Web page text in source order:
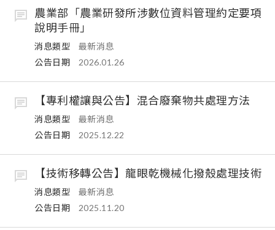
農業部「農業研發所涉數位資料管理約定要項
說明手冊」
消息類型
最新消息
公告日期
2026.01.26
【專利權讓與公告】混合廢棄物共處理方法
消息類型
最新消息
公告日期
2025.12.22
【技術移轉公告】龍眼乾機械化撥殼處理技術
消息類型
最新消息
公告日期
2025.11.20